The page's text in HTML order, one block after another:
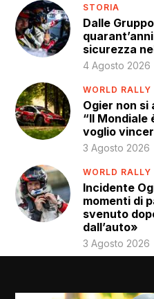
STORIA
Dalle
sicurezza
4 Agosto 2026
WORLD
Ogier non si
“Il Mondiale
voglio
3 Agosto 2026
WORLD
Incidente
momenti di
svenuto
dall’auto»
3 Agosto 2026